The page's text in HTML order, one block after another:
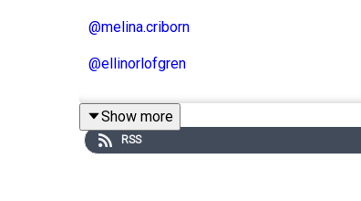
@melina.criborn
@ellinorlofgren
Produceras av
Show more
RSS